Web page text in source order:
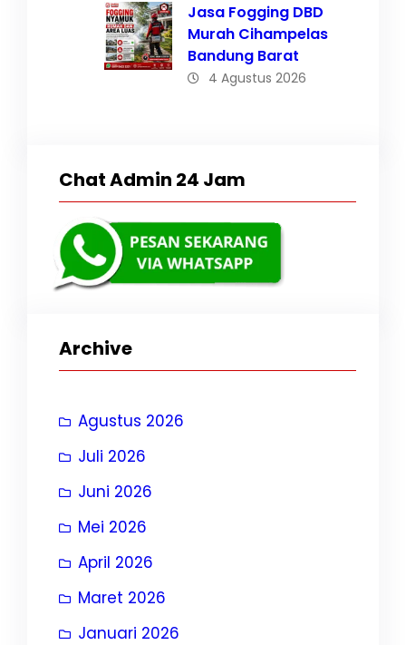
Jasa Fogging DBD
Murah Cihampelas
Bandung Barat
4 Agustus 2026
Chat Admin 24 Jam
Archive
Agustus 2026
Juli 2026
Juni 2026
Mei 2026
April 2026
Maret 2026
Januari 2026